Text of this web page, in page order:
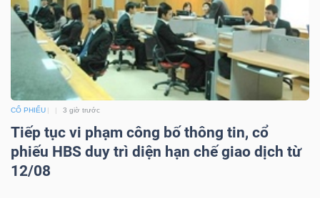
CỔ PHIẾU 3 giờ trước
Tiếp tục vi phạm công bố thông tin, cổ
phiếu HBS duy trì diện hạn chế giao dịch từ
12/08
chính
Dữ
liệu
tài
chính